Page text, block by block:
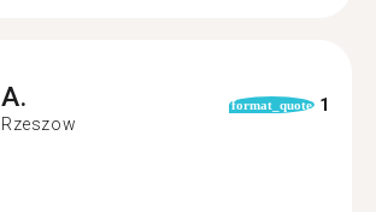
A.
Rzeszow
format_quote 1